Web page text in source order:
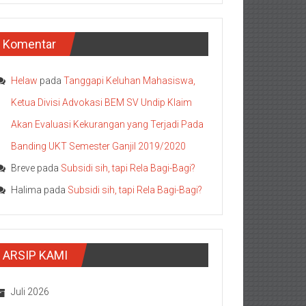
Komentar
Helaw pada Tanggapi Keluhan Mahasiswa,
Ketua Divisi Advokasi BEM SV Undip Klaim
Akan Evaluasi Kekurangan yang Terjadi Pada
Banding UKT Semester Ganjil 2019/2020
Breve pada Subsidi sih, tapi Rela Bagi-Bagi?
Halima pada Subsidi sih, tapi Rela Bagi-Bagi?
ARSIP KAMI
Juli 2026